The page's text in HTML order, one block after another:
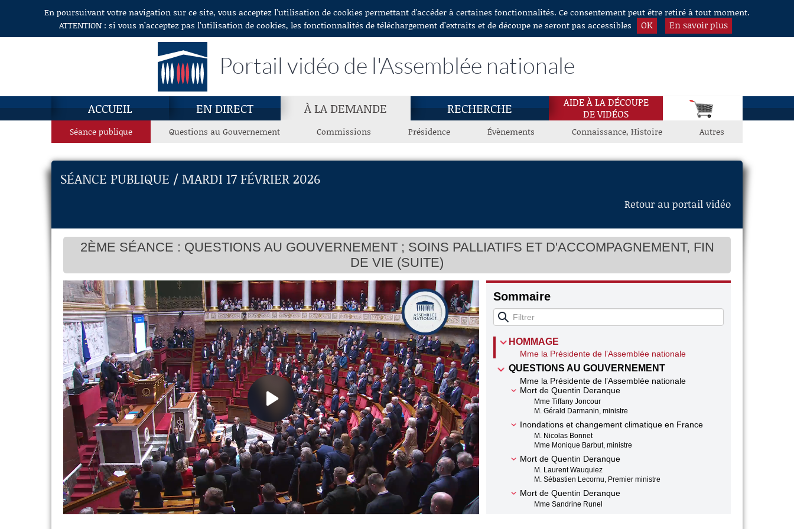
Aller au contenuEn poursuivant votre navigation sur ce site, vous acceptez l’utilisation de cookies permettant d'accéder à certaines fonctionnalités. Ce consentement peut être retiré à tout moment.
ATTENTION : si vous n’acceptez pas l’utilisation de cookies, les fonctionnalités de téléchargement d’extraits et de découpe ne seront pas accessibles
OK En savoir plus
Portail vidéo de l'Assemblée nationale
ACCUEIL EN DIRECT À LA DEMANDE RECHERCHE
AIDE À LA DÉCOUPE
DE VIDÉOS
Séance publique Questions au Gouvernement Commissions Présidence Évènements Connaissance, Histoire Autres
SÉANCE PUBLIQUE / MARDI 17 FÉVRIER 2026
Retour au portail vidéo
2ÈME SÉANCE : QUESTIONS AU GOUVERNEMENT ; SOINS PALLIATIFS ET D'ACCOMPAGNEMENT, FIN
DE VIE (SUITE)
Sommaire
HOMMAGE
Mme la Présidente de l’Assemblée nationale
QUESTIONS AU GOUVERNEMENT
Mme la Présidente de l’Assemblée nationale
Mort de Quentin Deranque
Mme Tiffany Joncour
M. Gérald Darmanin, ministre
Inondations et changement climatique en France
M. Nicolas Bonnet
Mme Monique Barbut, ministre
Mort de Quentin Deranque
M. Laurent Wauquiez
M. Sébastien Lecornu, Premier ministre
Mort de Quentin Deranque
Mme Sandrine Runel